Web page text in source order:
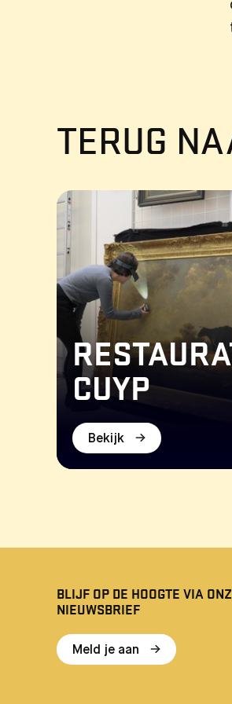
TERUG
CUYP
Bekijk
BLIJF OP DE HOOGTE VIA
NIEUWSBRIEF
Meld je aan